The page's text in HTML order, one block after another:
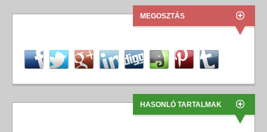
MEGOSZTÁS
HASONLÓ TARTALMAK